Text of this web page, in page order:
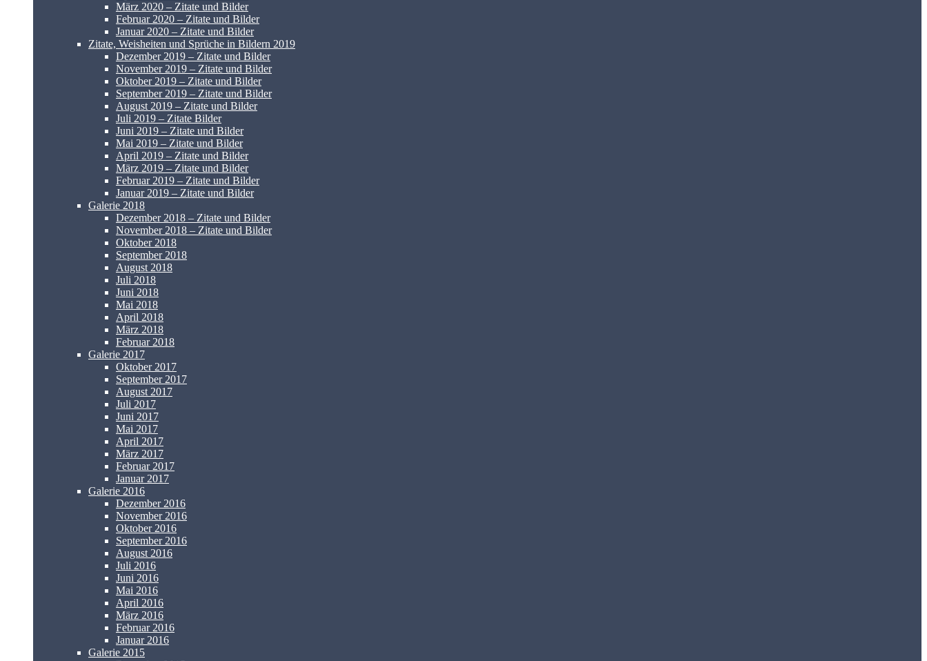
März 2020 – Zitate und Bilder
Februar 2020 – Zitate und Bilder
Januar 2020 – Zitate und Bilder
Zitate, Weisheiten und Sprüche in Bildern 2019
Dezember 2019 – Zitate und Bilder
November 2019 – Zitate und Bilder
Oktober 2019 – Zitate und Bilder
September 2019 – Zitate und Bilder
August 2019 – Zitate und Bilder
Juli 2019 – Zitate Bilder
Juni 2019 – Zitate und Bilder
Mai 2019 – Zitate und Bilder
April 2019 – Zitate und Bilder
März 2019 – Zitate und Bilder
Februar 2019 – Zitate und Bilder
Januar 2019 – Zitate und Bilder
Galerie 2018
Dezember 2018 – Zitate und Bilder
November 2018 – Zitate und Bilder
Oktober 2018
September 2018
August 2018
Juli 2018
Juni 2018
Mai 2018
April 2018
März 2018
Februar 2018
Galerie 2017
Oktober 2017
September 2017
August 2017
Juli 2017
Juni 2017
Mai 2017
April 2017
März 2017
Februar 2017
Januar 2017
Galerie 2016
Dezember 2016
November 2016
Oktober 2016
September 2016
August 2016
Juli 2016
Juni 2016
Mai 2016
April 2016
März 2016
Februar 2016
Januar 2016
Galerie 2015